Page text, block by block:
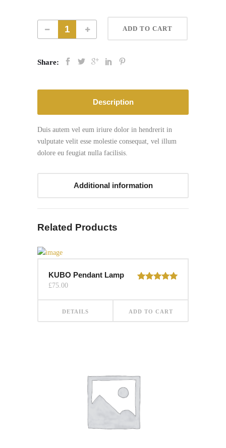
ADD TO CART
Share:
Description
Duis autem vel eum iriure dolor in hendrerit in
vulputate velit esse molestie consequat, vel illum
dolore eu feugiat nulla facilisis.
Additional information
Related Products
KUBO Pendant Lamp
£75.00
DETAILS ADD TO CART